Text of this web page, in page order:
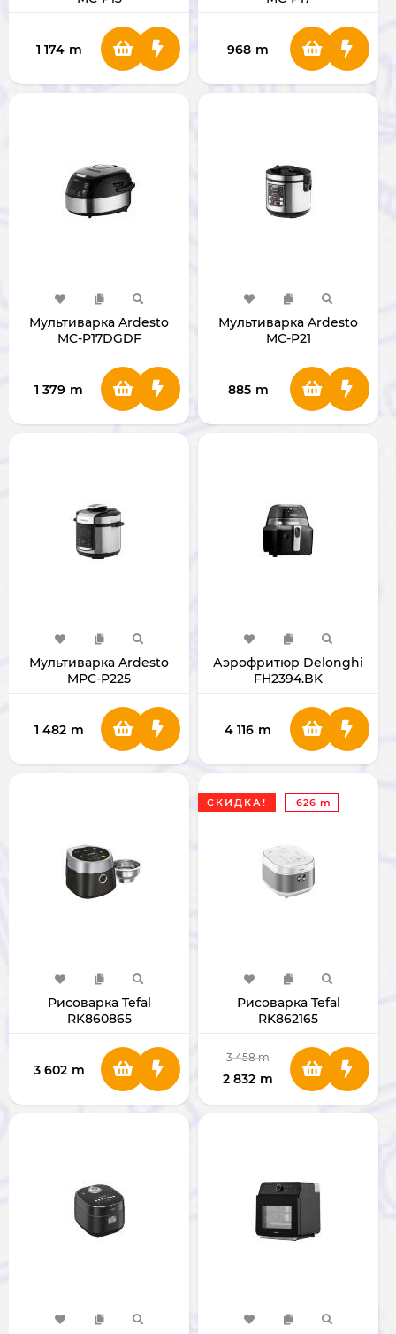
1 174 m 968 m
Мультиварка Ardesto
MC-P17DGDF
1 379 m
Мультиварка Ardesto
MC-P21
885 m
Мультиварка Ardesto
MPC-P225
1 482 m
Аэрофритюр Delonghi
FH2394.BK
4 116 m
Рисоварка Tefal
RK860865
3 602 m
СКИДКА! -626 m
Рисоварка Tefal
RK862165
3 458 m
2 832 m